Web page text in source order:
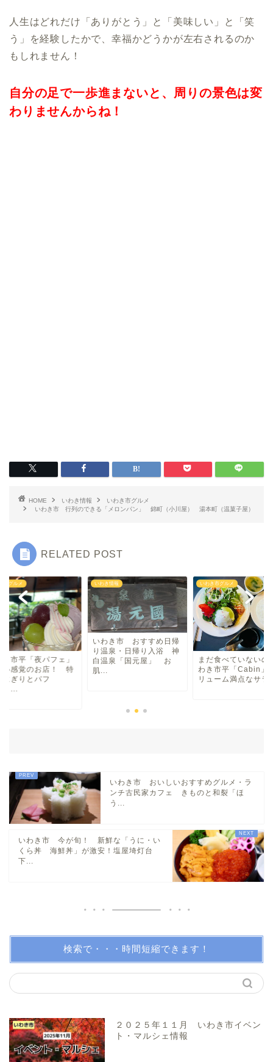
人生はどれだけ「ありがとう」と「美味しい」と「笑
う」を経験したかで、幸福かどうかが左右されるのか
もしれません！
自分の足で一歩進まないと、周りの景色は変
わりませんからね！
HOME いわき情報
いわき市グルメ
いわき市 行列のできる「メロンパン」 錦町（小川屋） 湯本町（温菓子屋）
RELATED POST
情報
き市 おすすめ日帰
泉・日帰り入浴 神
泉「国元屋」 お
いわき市グルメ
まだ食べていないの？い
わき市平「Cabin」（ボ
いわき市グルメ
いわき市平「夜パフ
新しい感覚のお店
製おにぎりとパフ
いわき市 おいしいおすすめグルメ・ラ
ンチ古民家カフェ きものと和裂「ほ
う...
いわき市 今が旬！ 新鮮な「うに・い
くら丼 海鮮丼」が激安！塩屋埼灯台
下...
検索で・・・時間短縮できます！
２０２５年１１月 いわき市イベン
ト・マルシェ情報
いわき市グルメ
マルシェ・キッチンカー
わらしべ長者
地域・場所
平・小川・四倉方面
泉・植田・遠野・田人方面
日帰り温泉
伝説・歴史
アイディアグッズ
トレンディー